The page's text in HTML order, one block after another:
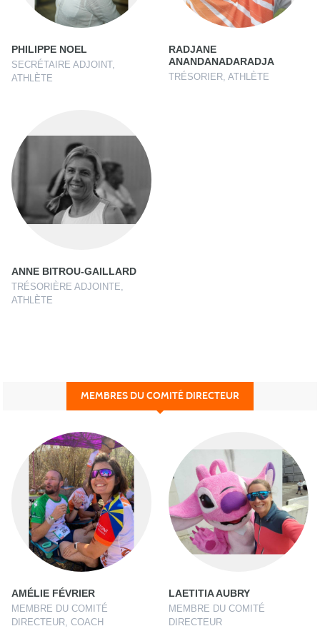
PHILIPPE NOEL
SECRÉTAIRE ADJOINT,
ATHLÈTE
RADJANE
ANANDANADARADJA
TRÉSORIER, ATHLÈTE
ANNE BITROU-GAILLARD
TRÉSORIÈRE ADJOINTE,
ATHLÈTE
MEMBRES DU COMITÉ DIRECTEUR
AMÉLIE FÉVRIER
MEMBRE DU COMITÉ
DIRECTEUR, COACH
LAETITIA AUBRY
MEMBRE DU COMITÉ
DIRECTEUR